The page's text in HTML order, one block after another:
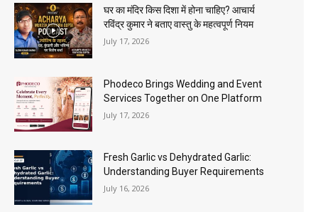
घर का मंदिर किस दिशा में होना चाहिए? आचार्य
रविंद्र कुमार ने बताए वास्तु के महत्वपूर्ण नियम
July 17, 2026
Phodeco Brings Wedding and Event
Services Together on One Platform
July 17, 2026
Fresh Garlic vs Dehydrated Garlic:
Understanding Buyer Requirements
July 16, 2026